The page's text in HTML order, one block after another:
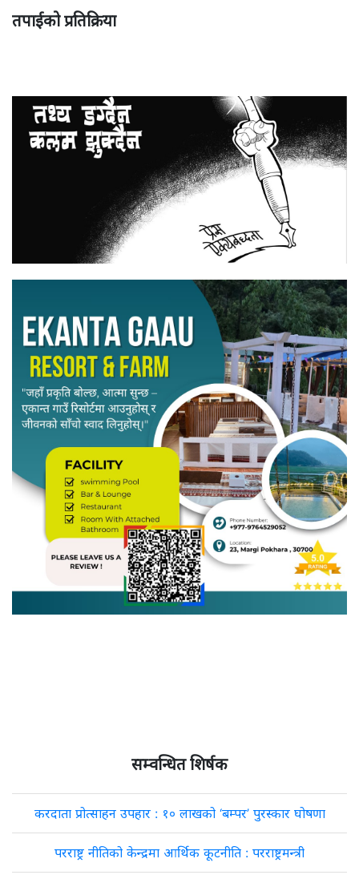
तपाईको प्रतिक्रिया
सम्वन्धित शिर्षक
करदाता प्रोत्साहन उपहार : १० लाखको ‘बम्पर’ पुरस्कार घोषणा
परराष्ट्र नीतिको केन्द्रमा आर्थिक कूटनीति : परराष्ट्रमन्त्री